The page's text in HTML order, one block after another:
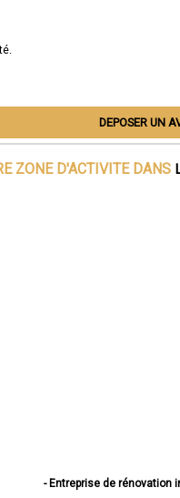
DEPOSER UN
ZONE D'ACTIVITE DANS
- Entreprise de rénovation